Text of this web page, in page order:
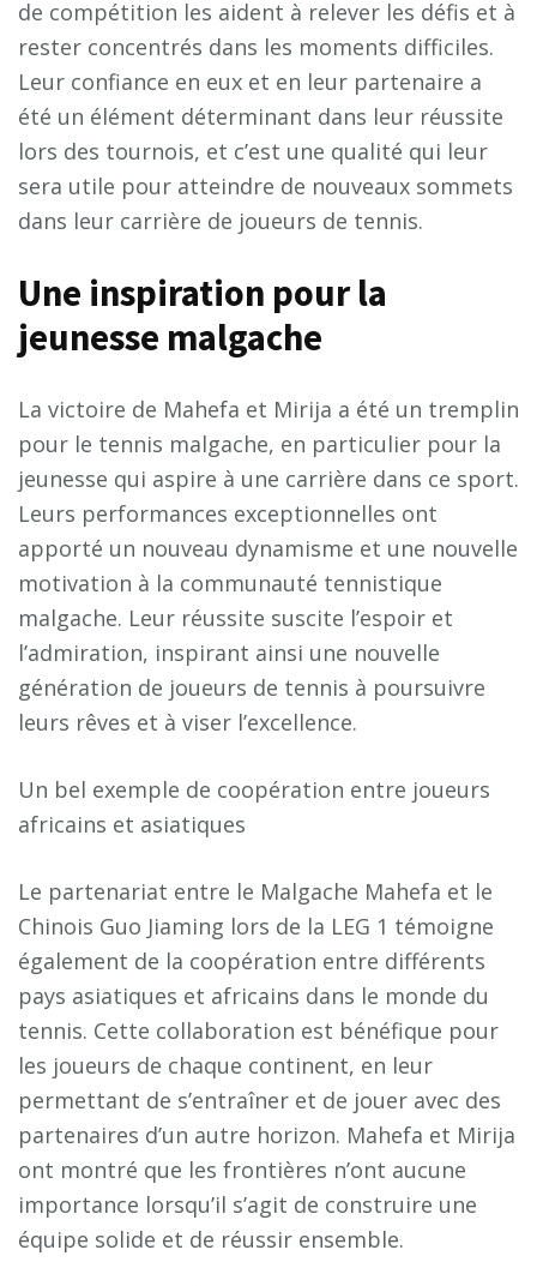
de compétition les aident à relever les défis et à
rester concentrés dans les moments difficiles.
Leur confiance en eux et en leur partenaire a
été un élément déterminant dans leur réussite
lors des tournois, et c’est une qualité qui leur
sera utile pour atteindre de nouveaux sommets
dans leur carrière de joueurs de tennis.
Une inspiration pour la
jeunesse malgache
La victoire de Mahefa et Mirija a été un tremplin
pour le tennis malgache, en particulier pour la
jeunesse qui aspire à une carrière dans ce sport.
Leurs performances exceptionnelles ont
apporté un nouveau dynamisme et une nouvelle
motivation à la communauté tennistique
malgache. Leur réussite suscite l’espoir et
l’admiration, inspirant ainsi une nouvelle
génération de joueurs de tennis à poursuivre
leurs rêves et à viser l’excellence.
Un bel exemple de coopération entre joueurs
africains et asiatiques
Le partenariat entre le Malgache Mahefa et le
Chinois Guo Jiaming lors de la LEG 1 témoigne
également de la coopération entre différents
pays asiatiques et africains dans le monde du
tennis. Cette collaboration est bénéfique pour
les joueurs de chaque continent, en leur
permettant de s’entraîner et de jouer avec des
partenaires d’un autre horizon. Mahefa et Mirija
ont montré que les frontières n’ont aucune
importance lorsqu’il s’agit de construire une
équipe solide et de réussir ensemble.